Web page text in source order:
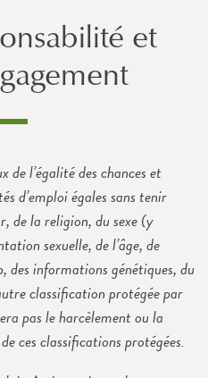
et
l’égalité des chances et
d’emploi égales sans tenir
de la religion, du sexe (y
sexuelle, de l’âge, de
des informations génétiques, du
classification protégée par
pas le harcèlement ou la
ces classifications protégées.